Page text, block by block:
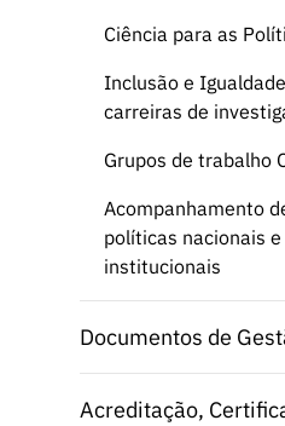
Ciência para as
Inclusão e
carreiras de
Grupos de trabalho
Acompanhamento
políticas nacionais
institucionais
Documentos de
Acreditação,